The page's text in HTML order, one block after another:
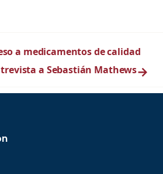
a medicamentos de calidad
a Sebastián Mathews→